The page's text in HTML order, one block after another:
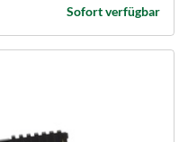
Sofort verfügbar